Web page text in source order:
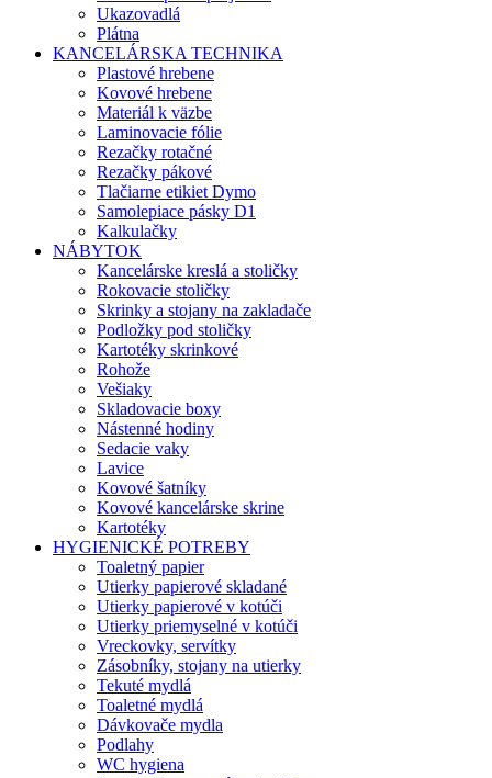
Ukazovadlá
Plátna
KANCELÁRSKA TECHNIKA
Plastové hrebene
Kovové hrebene
Materiál k väzbe
Laminovacie fólie
Rezačky rotačné
Rezačky pákové
Tlačiarne etikiet Dymo
Samolepiace pásky D1
Kalkulačky
NÁBYTOK
Kancelárske kreslá a stoličky
Rokovacie stoličky
Skrinky a stojany na zakladače
Podložky pod stoličky
Kartotéky skrinkové
Rohože
Vešiaky
Skladovacie boxy
Nástenné hodiny
Sedacie vaky
Lavice
Kovové šatníky
Kovové kancelárske skrine
Kartotéky
HYGIENICKÉ POTREBY
Toaletný papier
Utierky papierové skladané
Utierky papierové v kotúči
Utierky priemyselné v kotúči
Vreckovky, servítky
Zásobníky, stojany na utierky
Tekuté mydlá
Toaletné mydlá
Dávkovače mydla
Podlahy
WC hygiena